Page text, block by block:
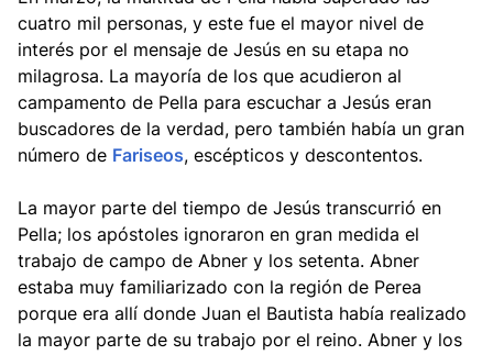
cuatro mil personas, y este fue el mayor nivel de
interés por el mensaje de Jesús en su etapa no
milagrosa. La mayoría de los que acudieron al
campamento de Pella para escuchar a Jesús eran
buscadores de la verdad, pero también había un gran
número de Fariseos, escépticos y descontentos.
La mayor parte del tiempo de Jesús transcurrió en
Pella; los apóstoles ignoraron en gran medida el
trabajo de campo de Abner y los setenta. Abner
estaba muy familiarizado con la región de Perea
porque era allí donde Juan el Bautista había realizado
la mayor parte de su trabajo por el reino. Abner y los